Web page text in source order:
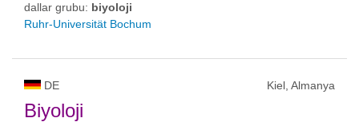
dallar grubu: biyoloji
Ruhr-Universität Bochum
DE Kiel, Almanya
Biyoloji